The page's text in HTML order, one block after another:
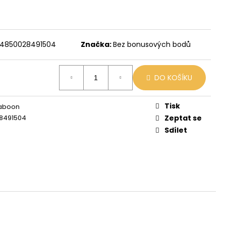
4850028491504 Značka:Bez bonusových bodů
DO KOŠÍKU
Tisk
Zeptat se
Sdílet